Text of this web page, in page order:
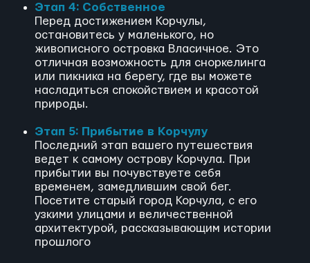
Этап 4: Собственное
Перед достижением Корчулы,
остановитесь у маленького, но
живописного островка Власичное. Это
отличная возможность для сноркелинга
или пикника на берегу, где вы можете
насладиться спокойствием и красотой
природы.
Этап 5: Прибытие в Корчулу
Последний этап вашего путешествия
ведет к самому острову Корчула. При
прибытии вы почувствуете себя
временем, замедлившим свой бег.
Посетите старый город Корчула, с его
узкими улицами и величественной
архитектурой, рассказывающим истории
прошлого